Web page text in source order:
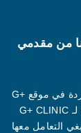
من مقدمي
يؤكد هذا التحذير والبيان أن المقالات والمعلومات الواردة في موقع G+
CLINIC أو أي من مواقع التواصل الاجتماعي التابعة لـ G+ CLINIC
التعامل معها